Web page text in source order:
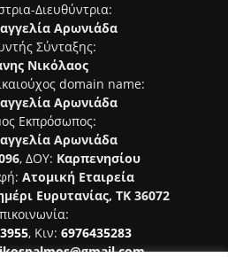
Διευθύντρια:
Αρωνιάδα
Σύνταξης:
Νικόλαος
domain name:
Αρωνιάδα
Εκπρόσωπος:
Αρωνιάδα
, ΔΟΥ: Καρπενησίου
Ατομική Εταιρεία
Ευρυτανίας, ΤΚ 36072
, Κιν: 6976435283